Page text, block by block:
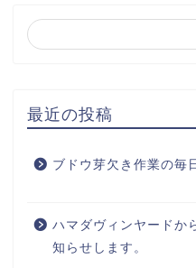
最近の投稿
ブドウ芽欠き作業の毎
ハマダヴィンヤードか
知らせします。